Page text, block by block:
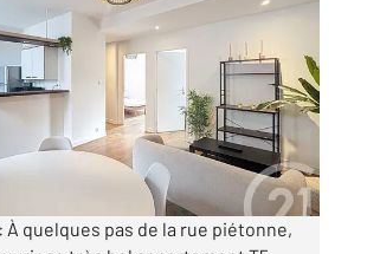
F5 à vendre
000 €
À quelques pas de la rue piétonne,